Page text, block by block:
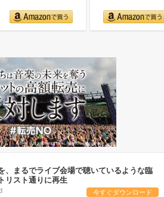
、まるでライブ会場で聴いているような臨
リスト通りに再生
今すぐダウンロード